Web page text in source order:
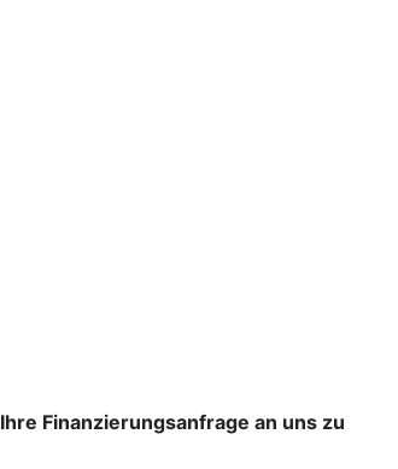
Ihre Finanzierungsanfrage an uns zu